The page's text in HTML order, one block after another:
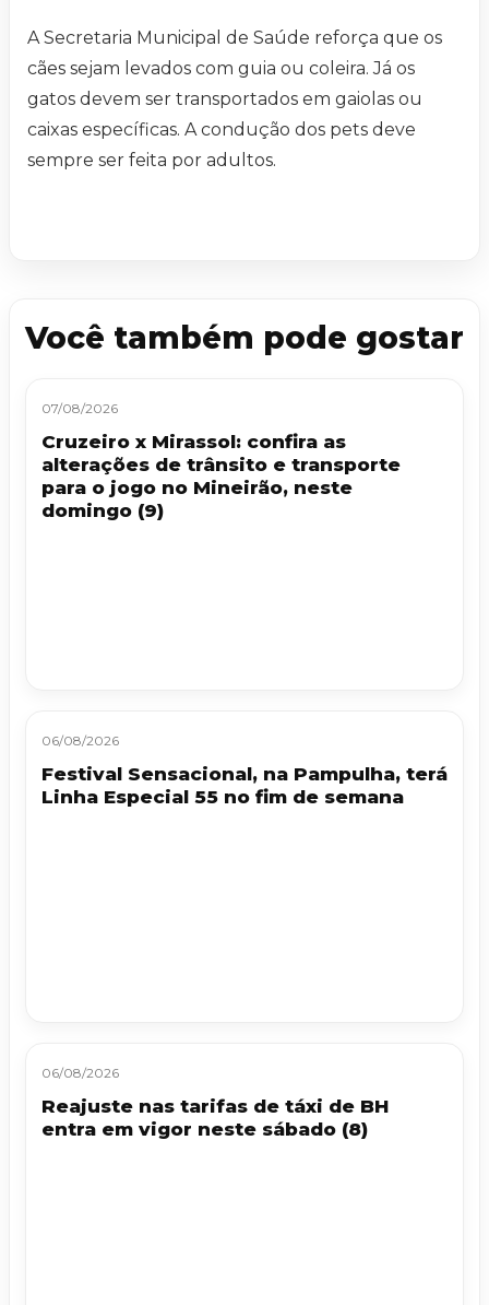
A Secretaria Municipal de Saúde reforça que os
cães sejam levados com guia ou coleira. Já os
gatos devem ser transportados em gaiolas ou
caixas específicas. A condução dos pets deve
sempre ser feita por adultos.
Você também pode gostar
07/08/2026
Cruzeiro x Mirassol: confira as
alterações de trânsito e transporte
para o jogo no Mineirão, neste
domingo (9)
06/08/2026
Festival Sensacional, na Pampulha, terá
Linha Especial 55 no fim de semana
06/08/2026
Reajuste nas tarifas de táxi de BH
entra em vigor neste sábado (8)